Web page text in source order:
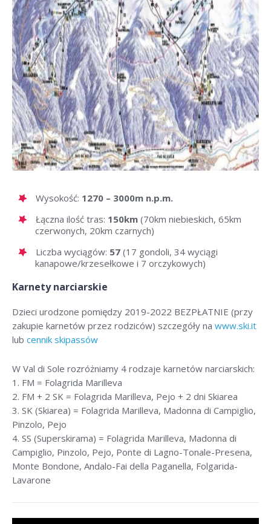
Wysokość: 1270 – 3000m n.p.m.
Łączna ilość tras: 150km (70km niebieskich, 65km
czerwonych, 20km czarnych)
Liczba wyciągów: 57 (17 gondoli, 34 wyciągi
kanapowe/krzesełkowe i 7 orczykowych)
Karnety narciarskie
Dzieci urodzone pomiędzy 2019-2022 BEZPŁATNIE (przy
zakupie karnetów przez rodziców) szczegóły na www.ski.it
lub cennik skipassów
W Val di Sole rozróżniamy 4 rodzaje karnetów narciarskich:
1. FM = Folagrida Marilleva
2. FM + 2 SK = Folagrida Marilleva, Pejo + 2 dni Skiarea
3. SK (Skiarea) = Folagrida Marilleva, Madonna di Campiglio,
Pinzolo, Pejo
4. SS (Superskirama) = Folagrida Marilleva, Madonna di
Campiglio, Pinzolo, Pejo, Ponte di Lagno-Tonale-Presena,
Monte Bondone, Andalo-Fai della Paganella, Folgarida-
Lavarone